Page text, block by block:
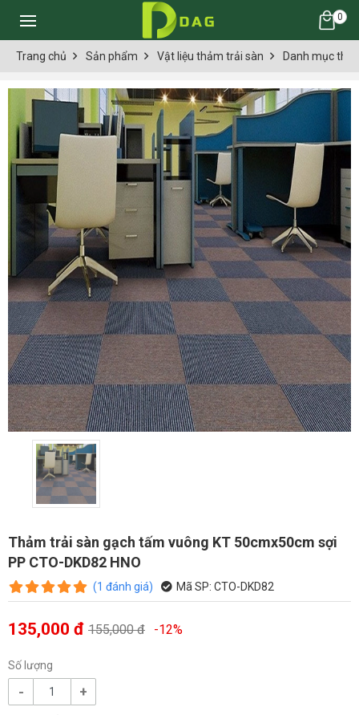
0
Trang chủ Sản phẩm Vật liệu thảm trải sàn Danh mục
Thảm trải sàn gạch tấm vuông KT 50cmx50cm sợi
PP CTO-DKD82 HNO
(1 đánh giá) Mã SP: CTO-DKD82
135,000 đ 155,000 đ -12%
Số lượng
- +